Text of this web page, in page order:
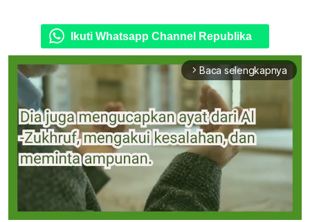
Ikuti Whatsapp Channel Republika
arrow_forward_ios Baca selengkapnya